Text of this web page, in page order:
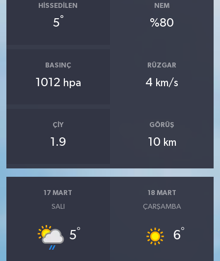
HISSEDILEN
5°
NEM
%80
BASINÇ
1012 hpa
RÜZGAR
4 km/s
ÇIY
1.9
GÖRÜŞ
10 km
17 MART
SALI
5°
18 MART
ÇARŞAMBA
6°